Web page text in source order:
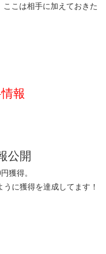
こは相手に加えておきた
報
公開
獲得。
に獲得を達成してます！